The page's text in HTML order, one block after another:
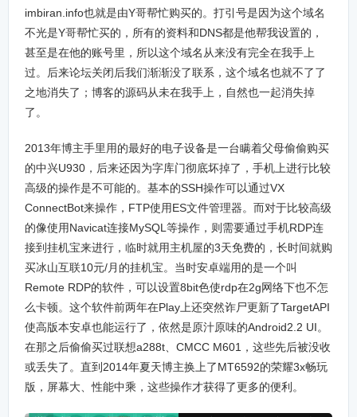
imbiran.info也就是由Y哥帮忙购买的。打引号是因为这个域名
不光是Y哥帮忙买的，所有的资料和DNS都是他帮我设置的，
甚至是在他的账号里，所以这个域名从来没有完全在我手上
过。后来论坛关闭后我们渐渐没了联系，这个域名也就不了了
之地消失了；博客的源码从未在我手上，自然也一起消失掉
了。
2013年博主手里用的最好的电子设备是一台瞒着父母偷偷购买
的中兴U930，后来还因为字库门彻底坏掉了，手机上进行比较
高级的操作是不可能的。基本的SSH操作可以通过VX
ConnectBot来操作，FTP使用ES文件管理器。而对于比较高级
的像使用Navicat连接MySQL等操作，则需要通过手机RDP连
接到挂机宝来进行，临时就用主机屋的3天免费的，长时间就购
买冰山互联10元/月的挂机宝。当时安卓端用的是一个叫
Remote RDP的软件，可以设置8bit色使rdp在2g网络下也不怎
么卡顿。这个软件前两年在Play上还突然诈尸更新了TargetAPI
使高版本安卓也能运行了，依然是原汁原味的Android2.2 UI。
在那之后偷偷买过联想a288t、CMCC M601，这些先后被没收
或丢失了。直到2014年夏天博主换上了MT6592的荣耀3x畅玩
版，屏幕大、性能中乘，这些操作才获得了更多的便利。